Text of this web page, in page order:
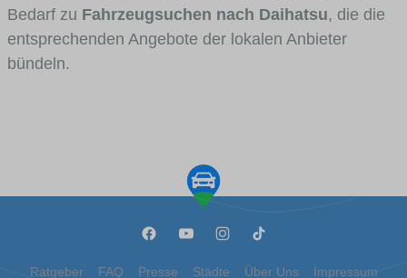
Bedarf zu Fahrzeugsuchen nach Daihatsu, die die
entsprechenden Angebote der lokalen Anbieter
bündeln.
Ratgeber FAQ Presse Städte Über Uns Impressum